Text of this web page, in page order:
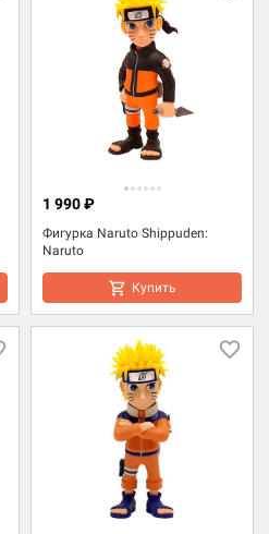
Фигурка Naruto Shippuden:
Naruto
1 990 ₽
Купить